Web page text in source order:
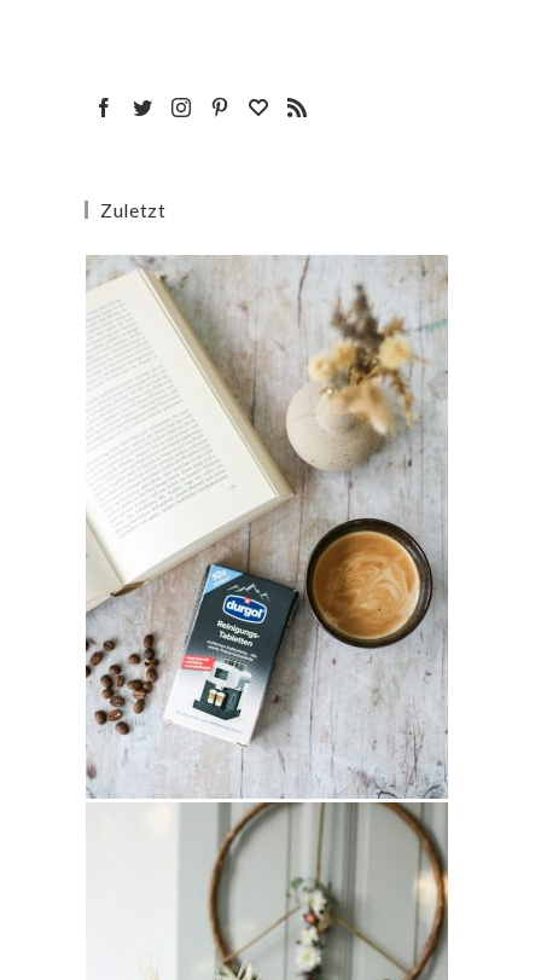
Zuletzt